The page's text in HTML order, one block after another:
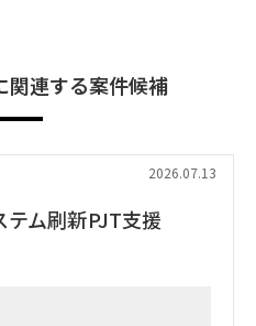
関連する案件候補
2026.07.13
ム刷新PJT支援